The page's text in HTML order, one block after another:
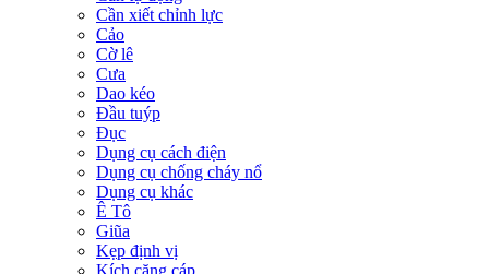
Cần xiết chỉnh lực
Cảo
Cờ lê
Cưa
Dao kéo
Đầu tuýp
Đục
Dụng cụ cách điện
Dụng cụ chống cháy nổ
Dụng cụ khác
Ê Tô
Giũa
Kẹp định vị
Kích căng cáp